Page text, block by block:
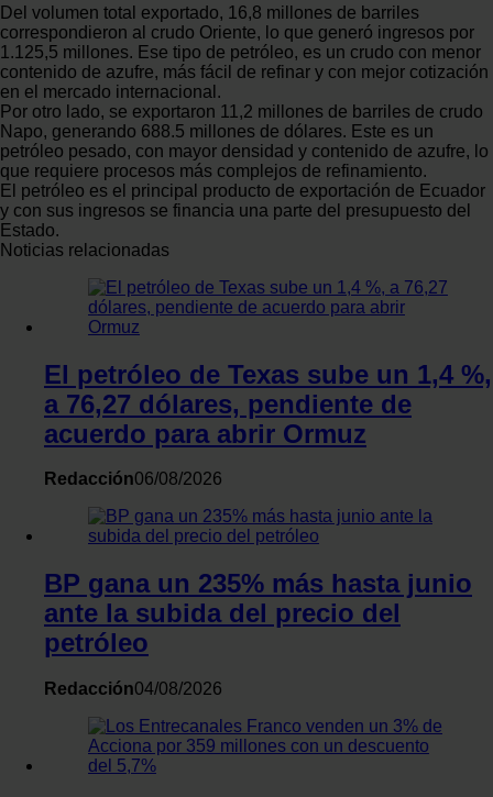
consentimiento en cualquier momento en la Declaración
de cookies.
Las cookies de este sitio web se usan para personalizar
el contenido y los anuncios, ofrecer funciones de redes
sociales y analizar el tráfico. Además, compartimos
información sobre el uso que haga del sitio web con
nuestros partners de redes sociales, publicidad y análisis
web, quienes pueden combinarla con otra información
que les haya proporcionado o que hayan recopilado a
Del volumen total exportado, 16,8 millones de barriles
correspondieron al crudo Oriente, lo que generó ingresos por
1.125,5 millones. Ese tipo de petróleo, es un crudo con menor
contenido de azufre, más fácil de refinar y con mejor cotización
en el mercado internacional.
Por otro lado, se exportaron 11,2 millones de barriles de crudo
Napo, generando 688.5 millones de dólares. Este es un
petróleo pesado, con mayor densidad y contenido de azufre, lo
que requiere procesos más complejos de refinamiento.
El petróleo es el principal producto de exportación de Ecuador
y con sus ingresos se financia una parte del presupuesto del
Estado.
Noticias relacionadas
El petróleo de Texas sube un 1,4 %,
a 76,27 dólares, pendiente de
acuerdo para abrir Ormuz
Redacción06/08/2026
BP gana un 235% más hasta junio
ante la subida del precio del
petróleo
Redacción04/08/2026